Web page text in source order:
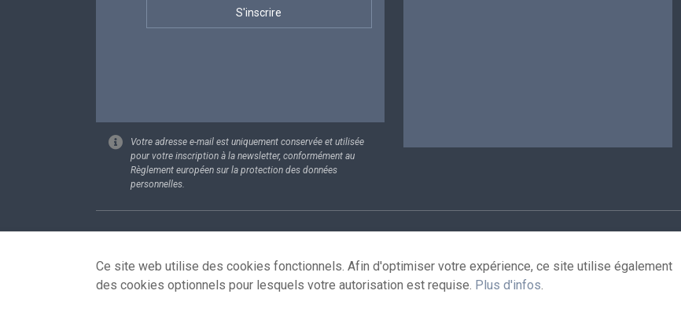
Votre adresse e-mail est uniquement conservée et utilisée
pour votre inscription à la newsletter, conformément au
Règlement européen sur la protection des données
personnelles.
Ce site web utilise des cookies fonctionnels. Afin d'optimiser votre expérience, ce site utilise également
des cookies optionnels pour lesquels votre autorisation est requise. Plus d'infos.